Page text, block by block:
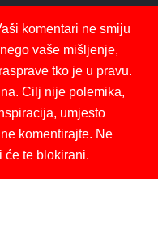
komentari ne smiju
vaše mišljenje,
tko je u pravu.
Cilj nije polemika,
umjesto
komentirajte. Ne
će te blokirani.